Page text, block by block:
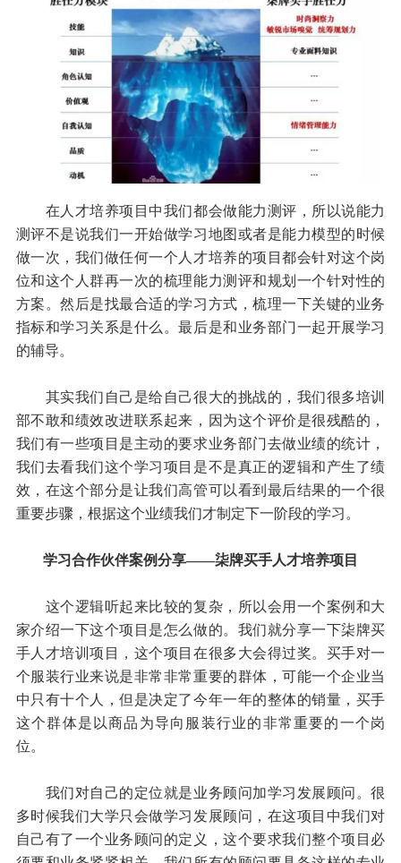
在人才培养项目中我们都会做能力测评，所以说能力
测评不是说我们一开始做学习地图或者是能力模型的时候
做一次，我们做任何一个人才培养的项目都会针对这个岗
位和这个人群再一次的梳理能力测评和规划一个针对性的
方案。然后是找最合适的学习方式，梳理一下关键的业务
指标和学习关系是什么。最后是和业务部门一起开展学习
的辅导。
其实我们自己是给自己很大的挑战的，我们很多培训
部不敢和绩效改进联系起来，因为这个评价是很残酷的，
我们有一些项目是主动的要求业务部门去做业绩的统计，
我们去看我们这个学习项目是不是真正的逻辑和产生了绩
效，在这个部分是让我们高管可以看到最后结果的一个很
重要步骤，根据这个业绩我们才制定下一阶段的学习。
学习合作伙伴案例分享——柒牌买手人才培养项目
这个逻辑听起来比较的复杂，所以会用一个案例和大
家介绍一下这个项目是怎么做的。我们就分享一下柒牌买
手人才培训项目，这个项目在很多大会得过奖。买手对一
个服装行业来说是非常非常重要的群体，可能一个企业当
中只有十个人，但是决定了今年一年的整体的销量，买手
这个群体是以商品为导向服装行业的非常重要的一个岗
位。
我们对自己的定位就是业务顾问加学习发展顾问。很
多时候我们大学只会做学习发展顾问，在这项目中我们对
自己有了一个业务顾问的定义，这个要求我们整个项目必